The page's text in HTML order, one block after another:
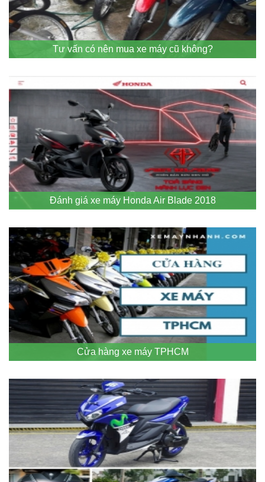
Tư vấn có nên mua xe máy cũ không?
Đánh giá xe máy Honda Air Blade 2018
Cửa hàng xe máy TPHCM